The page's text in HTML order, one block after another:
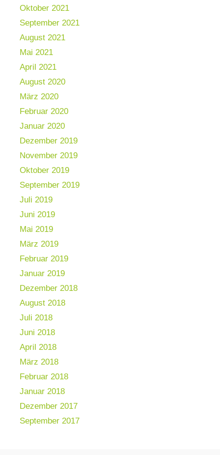
Oktober 2021
September 2021
August 2021
Mai 2021
April 2021
August 2020
März 2020
Februar 2020
Januar 2020
Dezember 2019
November 2019
Oktober 2019
September 2019
Juli 2019
Juni 2019
Mai 2019
März 2019
Februar 2019
Januar 2019
Dezember 2018
August 2018
Juli 2018
Juni 2018
April 2018
März 2018
Februar 2018
Januar 2018
Dezember 2017
September 2017